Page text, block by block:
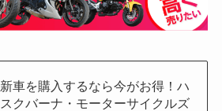
新車を購入するなら今がお得！ハ
スクバーナ・モーターサイクルズ